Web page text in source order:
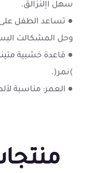
سهل اإلنزالق.
● تساعد الطفل على
وحل المشكالت
● قاعدة خشبية
)نمر(.
● العمر: مناسبة لألطفال